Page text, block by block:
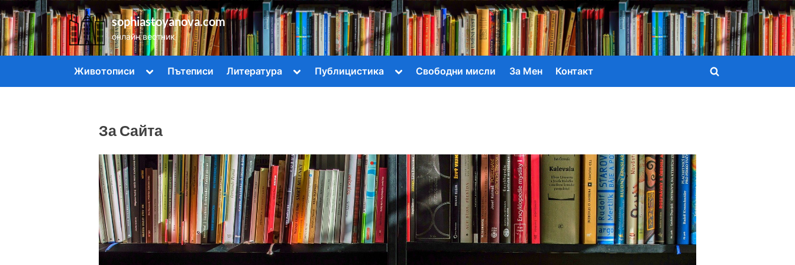
sophiastoyanova.com
онлайн вестник
Животописи Пътеписи Литература Публицистика Свободни мисли За Мен Контакт
За Сайта